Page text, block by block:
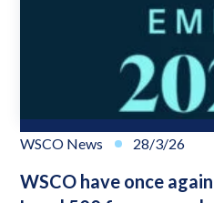
WSCO News 28/3/26
WSCO have once